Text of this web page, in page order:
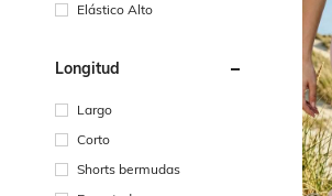
Elástico Alto
Longitud
Largo
Corto
Shorts bermudas